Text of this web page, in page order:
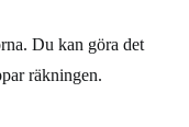
Du kan göra det
räkningen.